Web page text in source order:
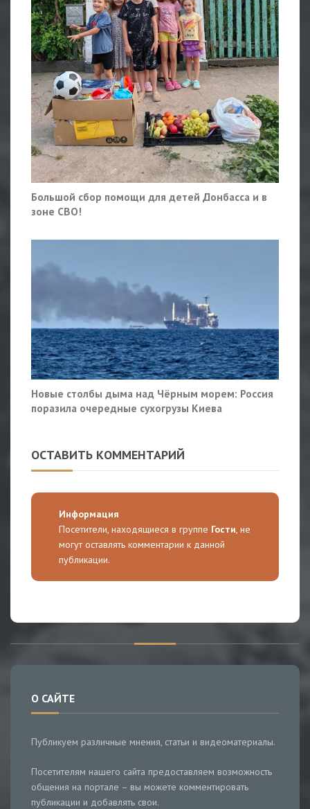
Большой сбор помощи для детей Донбасса и в
зоне СВО!
Новые столбы дыма над Чёрным морем: Россия
поразила очередные сухогрузы Киева
ОСТАВИТЬ КОММЕНТАРИЙ
Информация
Посетители, находящиеся в группе Гости , не
могут оставлять комментарии к данной
публикации.
О САЙТЕ
Публикуем различные мнения, статьи и видеоматериалы.
Посетителям нашего сайта предоставляем возможность
общения на портале – вы можете комментировать
публикации и добавлять свои.